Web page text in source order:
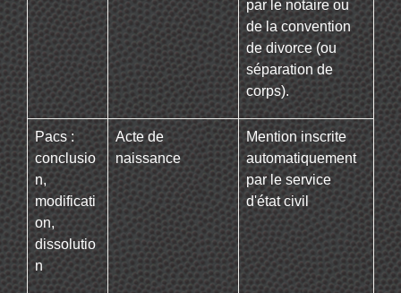
par le notaire ou
de la convention
de divorce (ou
séparation de
corps).
Pacs :
conclusio
n,
modificati
on,
dissolutio
n
Acte de
naissance
Mention inscrite
automatiquement
par le service
d'état civil